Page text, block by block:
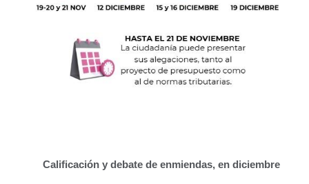
Calificación y debate de enmiendas, en diciembre